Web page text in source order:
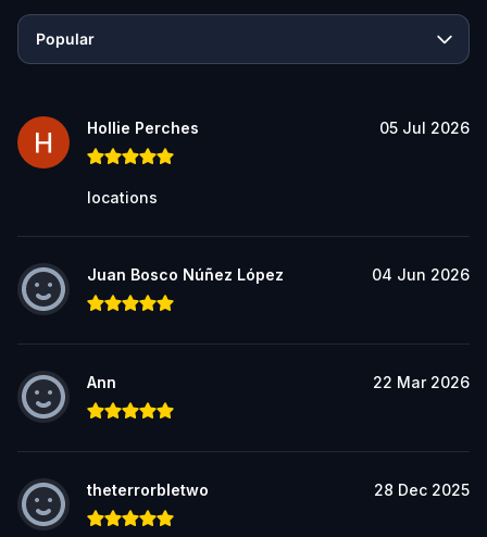
Popular
Hollie Perches 05 Jul 2026
locations
Juan Bosco Núñez López 04 Jun 2026
Ann 22 Mar 2026
theterrorbletwo 28 Dec 2025